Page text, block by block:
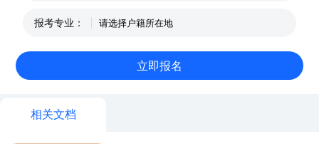
报考专业：
相关文档